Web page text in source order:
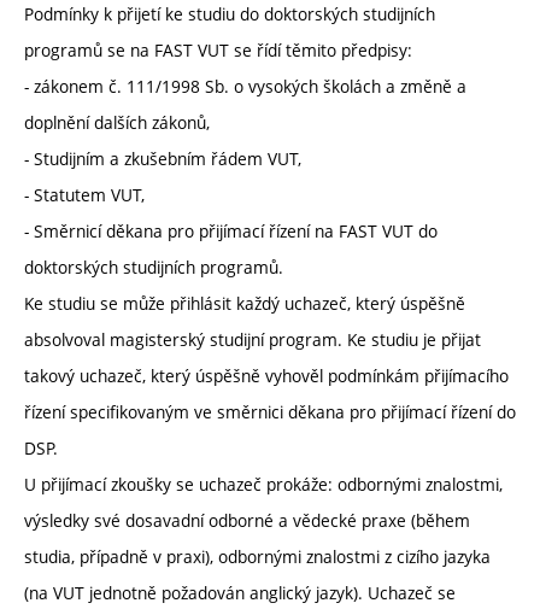
Podmínky k přijetí ke studiu do doktorských studijních
programů se na FAST VUT se řídí těmito předpisy:
- zákonem č. 111/1998 Sb. o vysokých školách a změně a
doplnění dalších zákonů,
- Studijním a zkušebním řádem VUT,
- Statutem VUT,
- Směrnicí děkana pro přijímací řízení na FAST VUT do
doktorských studijních programů.
Ke studiu se může přihlásit každý uchazeč, který úspěšně
absolvoval magisterský studijní program. Ke studiu je přijat
takový uchazeč, který úspěšně vyhověl podmínkám přijímacího
řízení specifikovaným ve směrnici děkana pro přijímací řízení do
DSP.
U přijímací zkoušky se uchazeč prokáže: odbornými znalostmi,
výsledky své dosavadní odborné a vědecké praxe (během
studia, případně v praxi), odbornými znalostmi z cizího jazyka
(na VUT jednotně požadován anglický jazyk). Uchazeč se